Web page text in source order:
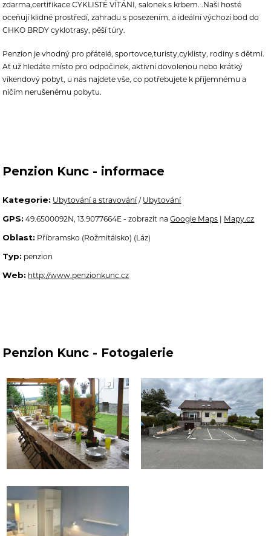
zdarma,certifikace CYKLISTÉ VÍTÁNI, salonek s krbem. .Naši hosté
oceňují klidné prostředí, zahradu s posezením, a ideální výchozí bod do
CHKO BRDY cyklotrasy, pěší túry.
Penzion je vhodný pro přátelé, sportovce,turisty,cyklisty, rodiny s dětmi.
Ať už hledáte místo pro odpočinek, aktivní dovolenou nebo krátký
víkendový pobyt, u nás najdete vše, co potřebujete k příjemnému a
ničím nerušenému pobytu.
Penzion Kunc - informace
Kategorie: Ubytování a stravování/ Ubytování
GPS: 49.6500092N, 13.9077664E - zobrazit naGoogle Maps | Mapy.cz
Oblast: Příbramsko (Rožmitálsko) (Láz)
Typ: penzion
Web: http://www.penzionkunc.cz
Penzion Kunc - Fotogalerie